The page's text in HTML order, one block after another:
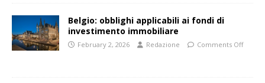
Belgio: obblighi applicabili ai fondi di
investimento immobiliare
February 2, 2026 Redazione Comments Off